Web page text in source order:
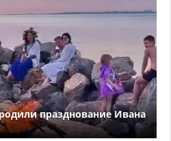
празднование Ивана